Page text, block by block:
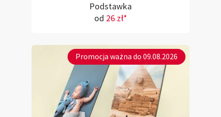
Podstawka
od 26 zł*
Promocja ważna do 09.08.2026